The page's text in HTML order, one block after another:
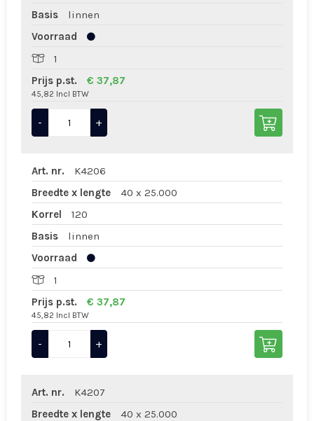
Basis
linnen
Voorraad
1
Prijs p.st.
€ 37,87
45,82 Incl BTW
- +
Art. nr.
K4206
Breedte x lengte
40 x 25.000
Korrel
120
Basis
linnen
Voorraad
1
Prijs p.st.
€ 37,87
45,82 Incl BTW
- +
Art. nr.
K4207
Breedte x lengte
40 x 25.000